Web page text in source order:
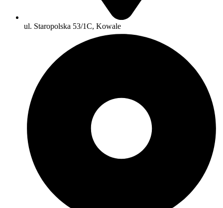
ul. Staropolska 53/1C, Kowale